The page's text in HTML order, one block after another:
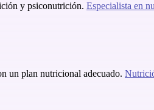
y psiconutrición. Especialista en
un plan nutricional adecuado.